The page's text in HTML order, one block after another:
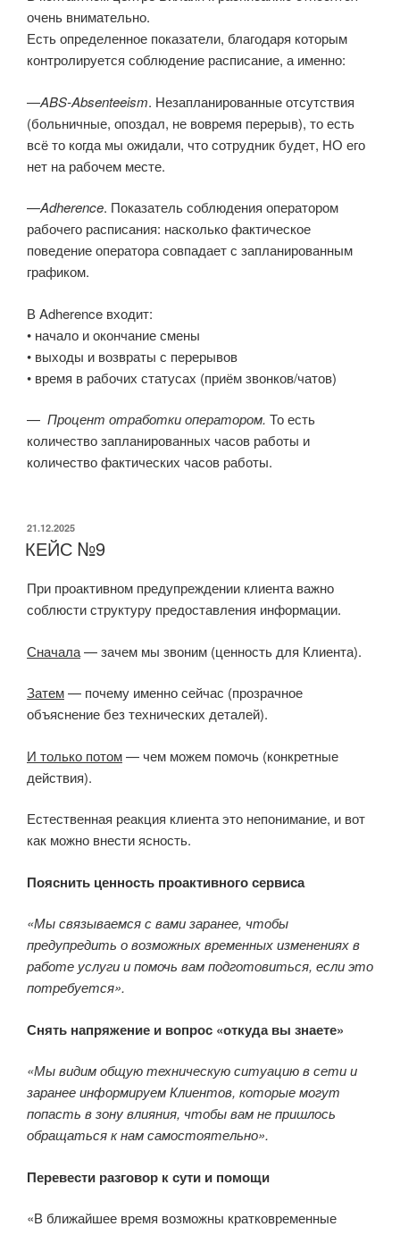
очень внимательно.
Есть определенное показатели, благодаря которым
контролируется соблюдение расписание, а именно:
—ABS-Absenteeism. Незапланированные отсутствия
(больничные, опоздал, не вовремя перерыв), то есть
всё то когда мы ожидали, что сотрудник будет, НО его
нет на рабочем месте.
—Adherence. Показательсоблюдения оператором
рабочего расписания: насколько фактическое
поведение оператора совпадает с запланированным
графиком.
В Adherence входит:
• начало и окончание смены
• выходы и возвраты с перерывов
• время в рабочих статусах (приём звонков/чатов)
— Процент отработки оператором. То есть
количество запланированных часов работы и
количество фактических часов работы.
ОПУБЛИКОВАНО
21.12.2025
КЕЙС №9
При проактивном предупреждении клиента важно
соблюсти структуру предоставления информации.
Сначала—зачем мы звоним (ценность для Клиента).
Затем— почему именно сейчас (прозрачное
объяснение без технических деталей).
И только потом— чем можем помочь (конкретные
действия).
Естественная реакция клиента это непонимание, и вот
как можно внести ясность.
Пояснить ценность проактивного сервиса
«Мы связываемся с вами заранее, чтобы
предупредить о возможных временных изменениях в
работе услуги и помочь вам подготовиться, если это
потребуется».
Снять напряжение и вопрос «откуда вы знаете»
«Мы видим общую техническую ситуацию в сети и
заранее информируем Клиентов, которые могут
попасть в зону влияния, чтобы вам не пришлось
обращаться к нам самостоятельно».
Перевести разговор к сути и помощи
«В ближайшее время возможны кратковременные